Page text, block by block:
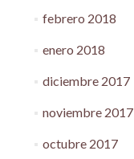
febrero 2018
enero 2018
diciembre 2017
noviembre 2017
octubre 2017